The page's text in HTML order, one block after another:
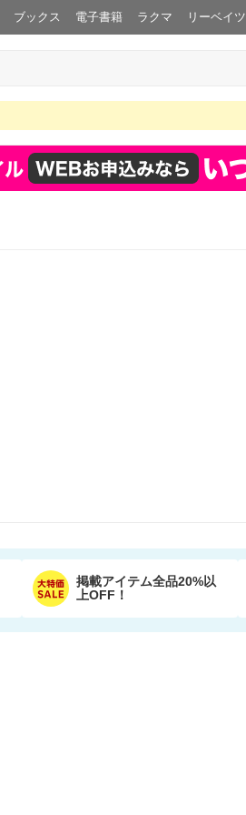
ブックス 電子書籍 ラクマ リーベイツ
掲載アイテム全品20%以
上OFF！